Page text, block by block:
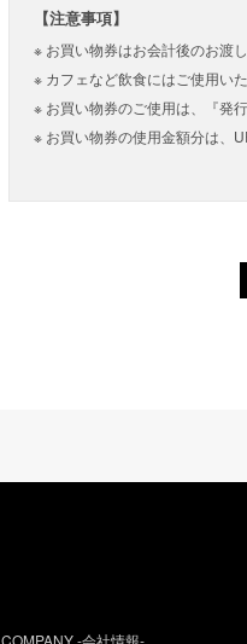
【注意事項】
お買い物券はお会計後のお渡し
カフェなど飲食にはご使用いた
お買い物券のご使用は、『発
お買い物券の使用金額分は、
COMPANY -会社情報-